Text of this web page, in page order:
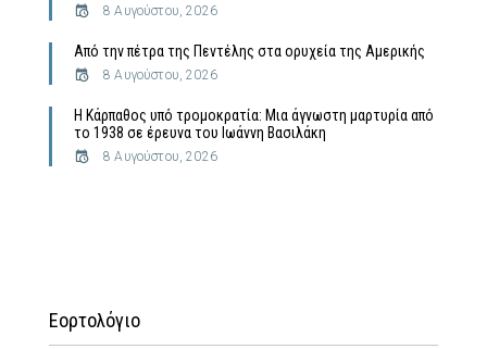
8 Αυγούστου, 2026
Από την πέτρα της Πεντέλης στα ορυχεία της Αμερικής
8 Αυγούστου, 2026
Η Κάρπαθος υπό τρομοκρατία: Μια άγνωστη μαρτυρία από
το 1938 σε έρευνα του Ιωάννη Βασιλάκη
8 Αυγούστου, 2026
Εορτολόγιο